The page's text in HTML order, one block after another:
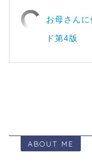
お母さん
ド第4版
ABOUT ME